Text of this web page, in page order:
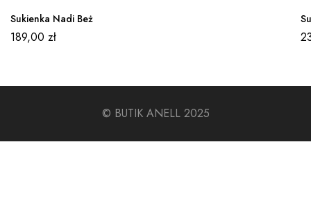
Sukienka Nadi Beż
189,00 zł
© BUTIK ANELL 2025